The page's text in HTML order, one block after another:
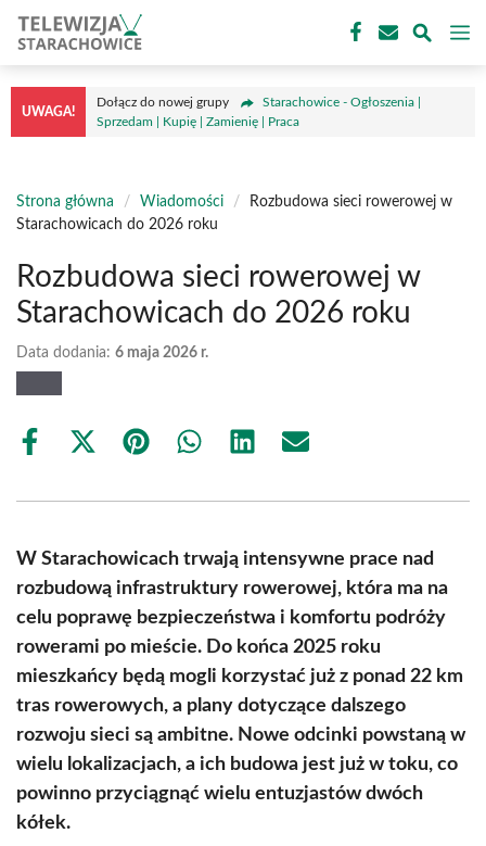
treści
UWAGA!
Dołącz do nowej grupy
Starachowice - Ogłoszenia |
Sprzedam | Kupię | Zamienię | Praca
Strona główna / Wiadomości /
Rozbudowa sieci rowerowej w
Starachowicach do 2026 roku
Rozbudowa sieci rowerowej w
Starachowicach do 2026 roku
Data dodania: 6 maja 2026 r.
Share
Share
(Twitter)
Share Share Share Share
W Starachowicach trwają intensywne prace nad
rozbudową infrastruktury rowerowej, która ma na
celu poprawę bezpieczeństwa i komfortu podróży
rowerami po mieście. Do końca 2025 roku
mieszkańcy będą mogli korzystać już z ponad 22 km
tras rowerowych, a plany dotyczące dalszego
rozwoju sieci są ambitne. Nowe odcinki powstaną w
wielu lokalizacjach, a ich budowa jest już w toku, co
powinno przyciągnąć wielu entuzjastów dwóch
kółek.